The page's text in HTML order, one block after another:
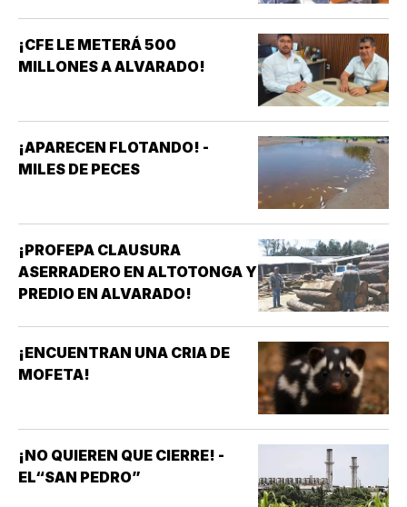
¡CFE LE METERÁ 500
MILLONES A ALVARADO!
¡APARECEN FLOTANDO! -
MILES DE PECES
¡PROFEPA CLAUSURA
ASERRADERO EN ALTOTONGA Y
PREDIO EN ALVARADO!
¡ENCUENTRAN UNA CRIA DE
MOFETA!
¡NO QUIEREN QUE CIERRE! -
EL“SAN PEDRO”